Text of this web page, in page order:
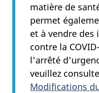
matière de
permet
et à vendre
contre la
l'arrêté
veuillez
Modifications